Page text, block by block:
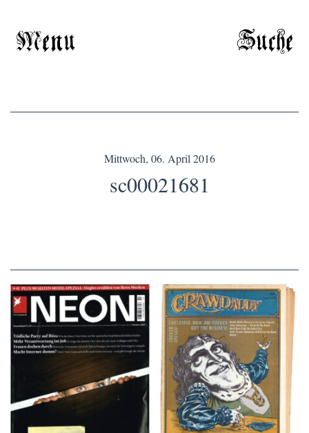
Menu Suche
Mittwoch, 06. April 2016
sc00021681
NEON – OKTOBER
2008
Crawdaddy – June/11/72